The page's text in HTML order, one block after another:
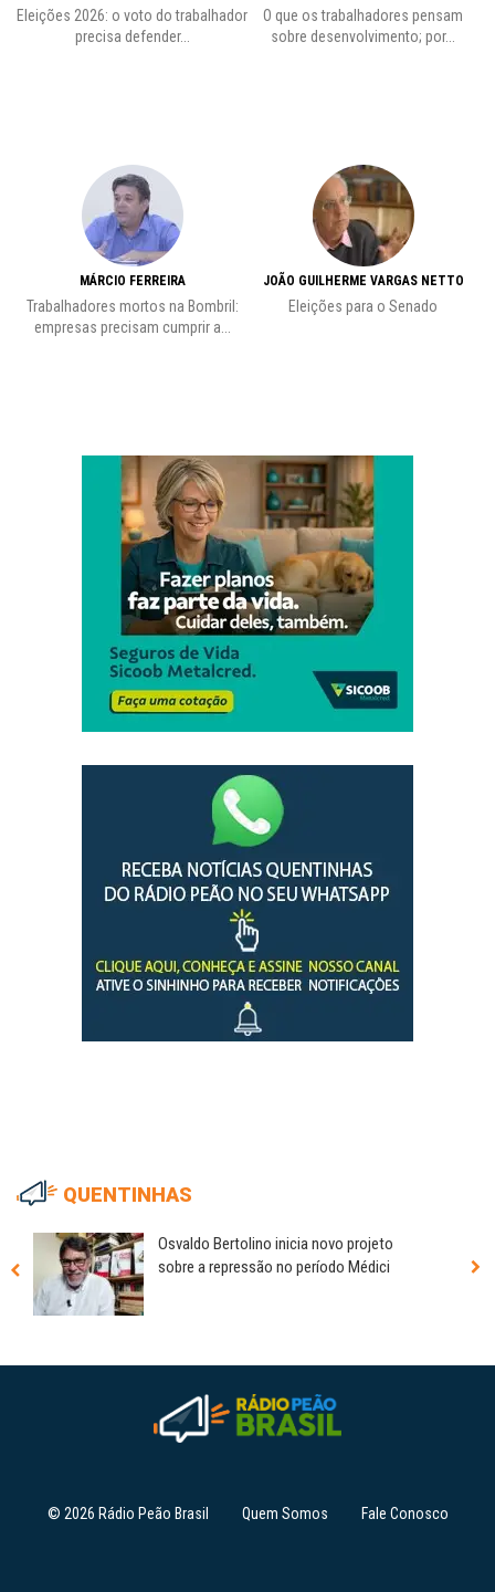
Eleições 2026: o voto do trabalhador
precisa defender...
MÁRCIO FERREIRA
Trabalhadores mortos na Bombril:
empresas precisam cumprir a...
O que os trabalhadores pensam
sobre desenvolvimento; por...
JOÃO GUILHERME VARGAS NETTO
Eleições para o Senado
QUENTINHAS
Osvaldo Bertolino inicia novo projeto
sobre a repressão no período Médici
© 2026 Rádio Peão Brasil Quem Somos Fale Conosco